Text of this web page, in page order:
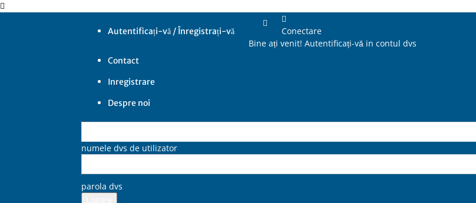
Autentificați-vă / Înregistrați-vă
Contact
Inregistrare
Despre noi
Conectare
Bine ați venit! Autentificați-vă in contul dvs
numele dvs de utilizator
parola dvs